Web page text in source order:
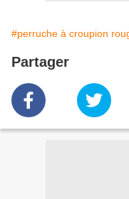
#perruche à croupion
Partager